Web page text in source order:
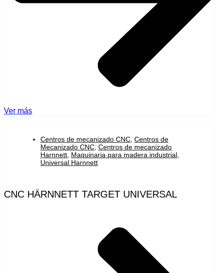
Ver más
Centros de mecanizado CNC Centros de
Mecanizado CNC Centros de mecanizado
Harnnett Maquinaria para madera industrial
Universal Harnnett
CNC HÄRNNETT TARGET UNIVERSAL